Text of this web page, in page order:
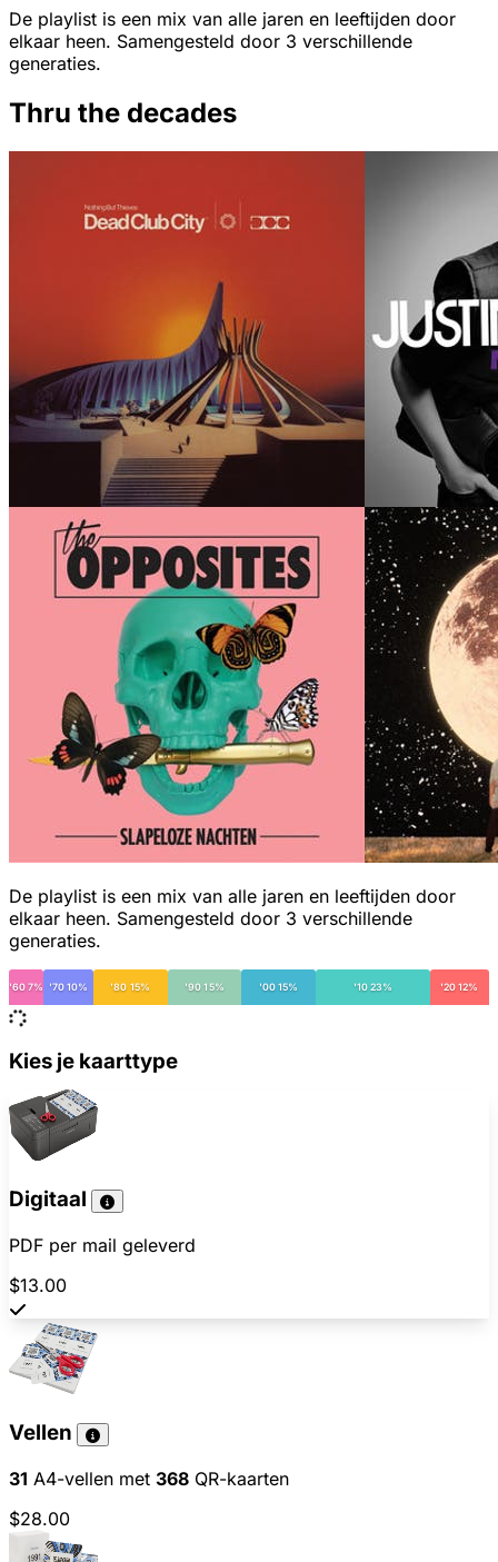
De playlist is een mix van alle jaren en leeftijden door
elkaar heen. Samengesteld door 3 verschillende
generaties.
Thru the decades
De playlist is een mix van alle jaren en leeftijden door
elkaar heen. Samengesteld door 3 verschillende
generaties.
'60 7% '70 10% '80 15% '90 15% '00 15% '10 23% '20 12%
Kies je kaarttype
Digitaal
PDF per mail geleverd
$13.00
Vellen
31 A4-vellen met 368 QR-kaarten
$28.00